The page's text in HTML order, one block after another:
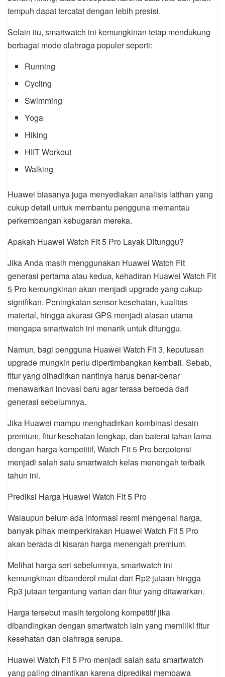
tempuh dapat tercatat dengan lebih presisi.
Selain itu, smartwatch ini kemungkinan tetap mendukung
berbagai mode olahraga populer seperti:
Running
Cycling
Swimming
Yoga
Hiking
HIIT Workout
Walking
Huawei biasanya juga menyediakan analisis latihan yang
cukup detail untuk membantu pengguna memantau
perkembangan kebugaran mereka.
Apakah Huawei Watch Fit 5 Pro Layak Ditunggu?
Jika Anda masih menggunakan Huawei Watch Fit
generasi pertama atau kedua, kehadiran Huawei Watch Fit
5 Pro kemungkinan akan menjadi upgrade yang cukup
signifikan. Peningkatan sensor kesehatan, kualitas
material, hingga akurasi GPS menjadi alasan utama
mengapa smartwatch ini menarik untuk ditunggu.
Namun, bagi pengguna Huawei Watch Fit 3, keputusan
upgrade mungkin perlu dipertimbangkan kembali. Sebab,
fitur yang dihadirkan nantinya harus benar-benar
menawarkan inovasi baru agar terasa berbeda dari
generasi sebelumnya.
Jika Huawei mampu menghadirkan kombinasi desain
premium, fitur kesehatan lengkap, dan baterai tahan lama
dengan harga kompetitif, Watch Fit 5 Pro berpotensi
menjadi salah satu smartwatch kelas menengah terbaik
tahun ini.
Prediksi Harga Huawei Watch Fit 5 Pro
Walaupun belum ada informasi resmi mengenai harga,
banyak pihak memperkirakan Huawei Watch Fit 5 Pro
akan berada di kisaran harga menengah premium.
Melihat harga seri sebelumnya, smartwatch ini
kemungkinan dibanderol mulai dari Rp2 jutaan hingga
Rp3 jutaan tergantung varian dan fitur yang ditawarkan.
Harga tersebut masih tergolong kompetitif jika
dibandingkan dengan smartwatch lain yang memiliki fitur
kesehatan dan olahraga serupa.
Huawei Watch Fit 5 Pro menjadi salah satu smartwatch
yang paling dinantikan karena diprediksi membawa